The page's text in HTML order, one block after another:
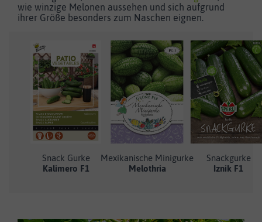
wie winzige Melonen aussehen und sich aufgrund
ihrer Größe besonders zum Naschen eignen.
Snack Gurke
Kalimero F1
Mexikanische Minigurke
Melothria
Snackgurke
Iznik F1